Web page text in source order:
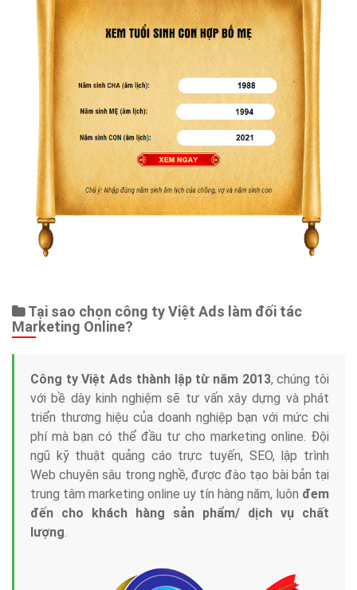
Tại sao chọn công ty Việt Ads làm đối tác
Marketing Online?
Công ty Việt Ads thành lập từ năm 2013, chúng tôi
với bề dày kinh nghiệm sẽ tư vấn xây dựng và phát
triển thương hiệu của doanh nghiệp bạn với mức chi
phí mà bạn có thể đầu tư cho marketing online. Đội
ngũ kỹ thuật quảng cáo trực tuyến, SEO, lập trình
Web chuyên sâu trong nghề, được đào tạo bài bản tại
trung tâm marketing online uy tín hàng năm, luôn đem
đến cho khách hàng sản phẩm/ dịch vụ chất
lượng.